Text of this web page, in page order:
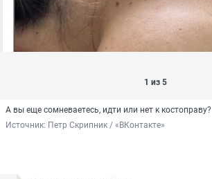
1 из 5
А вы еще сомневаетесь, идти или нет к костоправу?
Источник: Петр Скрипник / «ВКонтакте»